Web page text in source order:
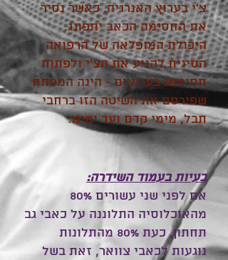
צ'י בערוץ האנרגיה. כאשר נסיר
את החסימה הכאב יתפוגג.
היכולת המופלאה של הרפואה
הסינית להניע את הצ'י ולפתוח
חסימות בערוצים - הינה המפתח
שפירסם את השיטה הזו ברחבי
תבל, מימי קדם ועד ימינו.
בעיות בעמוד השידרה:
אם לפני שני עשורים 80%
מהאוכלוסיה התלוננה על כאבי גב
תחתון, כעת 80% מהתלונות
נוגעות לכאבי צוואר, זאת בשל